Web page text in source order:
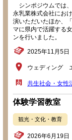
シンポジウムでは
永乳業株式会社にお
演いただいたほか、
マに県内で活躍する
ンを行いました。
2025年11月5日
ウェディング
共生社会・女性
体験学習教室
観光・文化・教育
2026年6月19日